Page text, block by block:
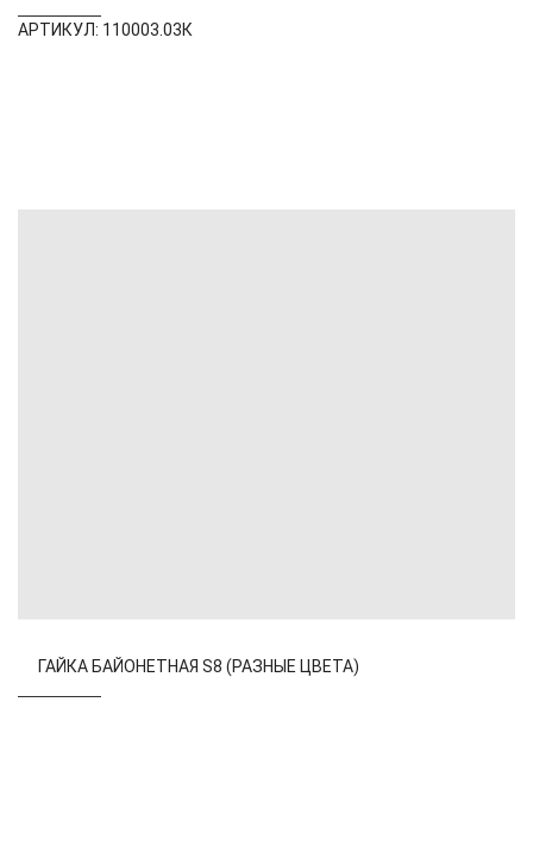
АРТИКУЛ: 110003.03К
ГАЙКА БАЙОНЕТНАЯ S8 (РАЗНЫЕ ЦВЕТА)